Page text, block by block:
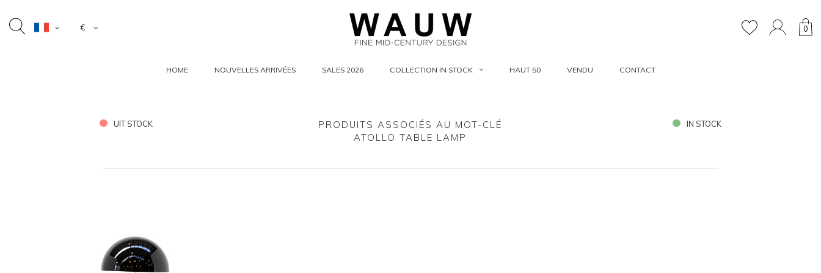
€ 0
HOME NOUVELLES ARRIVÉES SALES 2026 COLLECTION IN STOCK HAUT 50 VENDU CONTACT
UIT STOCK
PRODUITS ASSOCIÉS AU MOT-CLÉ
ATOLLO TABLE LAMP
IN STOCK